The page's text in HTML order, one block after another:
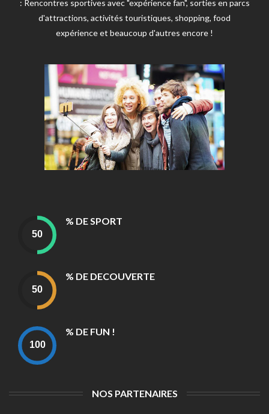
: Rencontres sportives avec "expérience fan", sorties en parcs
d'attractions, activités touristiques, shopping, food
expérience et beaucoup d'autres encore !
% DE SPORT
% DE DECOUVERTE
% DE FUN !
NOS PARTENAIRES